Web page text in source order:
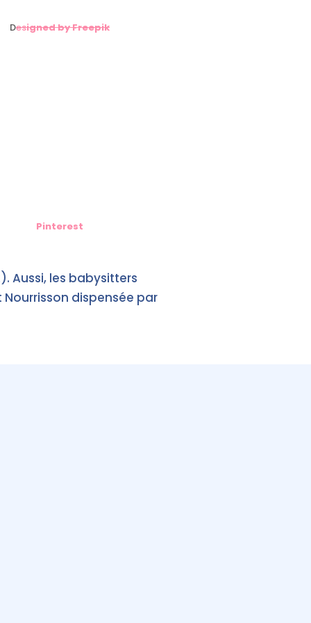
Designed by Freepik
Pinterest
Aussi, les babysitters
Nourrisson dispensée par